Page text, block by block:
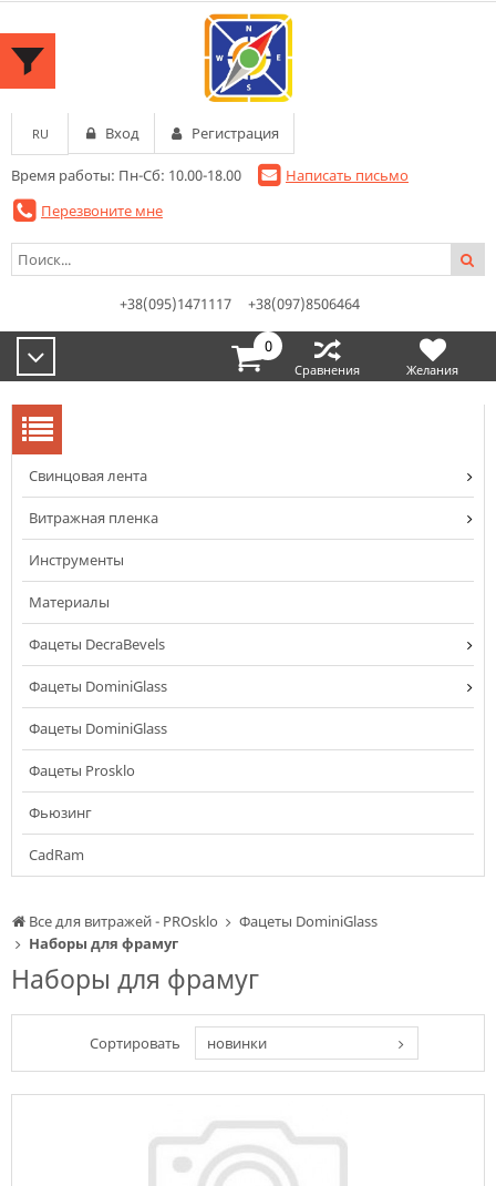
КАТЕГОРИИ
Cвинцовая лента
Витражная пленка
Инструменты
Материалы
Фацеты DecraBevels
Фацеты DominiGlass
Фацеты DominiGlass
Фацеты Prosklo
Фьюзинг
CadRam
Все для витражей - PROsklo
Фацеты DominiGlass
Наборы для фрамуг
Наборы для фрамуг
Сортировать новинки
Время работы: Пн-Сб: 10.00-18.00
Написать письмо
Перезвоните мне
RU Вход Регистрация
+38(095)1471117 +38(097)8506464
0
Сравнения Желания